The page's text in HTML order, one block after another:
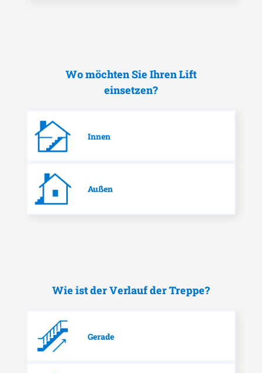
Wo möchten Sie Ihren Lift
einsetzen?
Innen
Außen
Wie ist der Verlauf der Treppe?
Gerade